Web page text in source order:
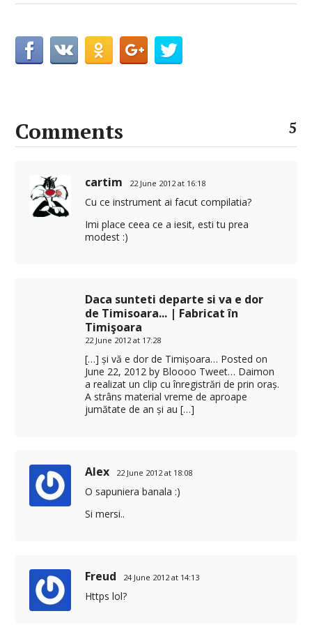
Comments 5
cartim 22 June 2012 at 16:18
Cu ce instrument ai facut compilatia?
Imi place ceea ce a iesit, esti tu prea
modest :)
Daca sunteti departe si va e dor
de Timisoara... | Fabricat în
Timişoara
22 June 2012 at 17:28
[…] și vă e dor de Timișoara… Posted on
June 22, 2012 by Bloooo Tweet… Daimon
a realizat un clip cu înregistrări de prin oraș.
A strâns material vreme de aproape
jumătate de an și au […]
Alex 22 June 2012 at 18:08
O sapuniera banala :)
Si mersi..
Freud 24 June 2012 at 14:13
Https lol?